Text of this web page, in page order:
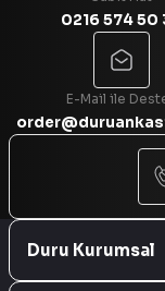
0216 574 50
E-Mail ile
Duru Kurumsal